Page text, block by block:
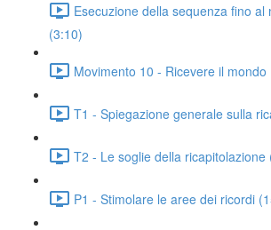
Esecuzione della sequenza fino al
(3:10)
Movimento 10 - Ricevere il mondo
T1 - Spiegazione generale sulla
T2 - Le soglie della ricapitolazione
P1 - Stimolare le aree dei ricordi